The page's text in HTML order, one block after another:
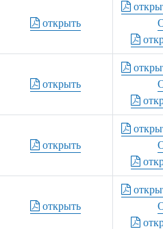
открыть
открыть
открыть
открыть